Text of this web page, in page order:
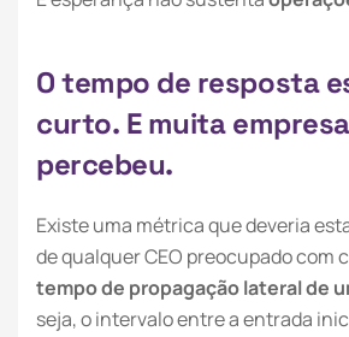
Otempo de resposta e
curto. E muita empresa
percebeu.
Existe uma métrica que deveria
de qualquer CEO preocupado com
tempo de propagação lateral de
seja, o intervalo entre a entrada